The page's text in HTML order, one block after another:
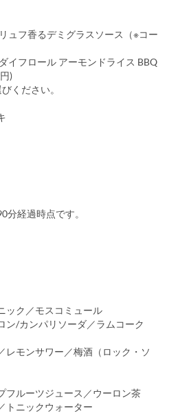
ュフ香るデミグラスソース（※コー
イフロール アーモンドライス BBQ
)
ください。
分経過時点です。
ック／モスコミュール
/カンパリソーダ／ラムコーク
モンサワー／梅酒（ロック・ソ
ルーツジュース／ウーロン茶
トニックウォーター